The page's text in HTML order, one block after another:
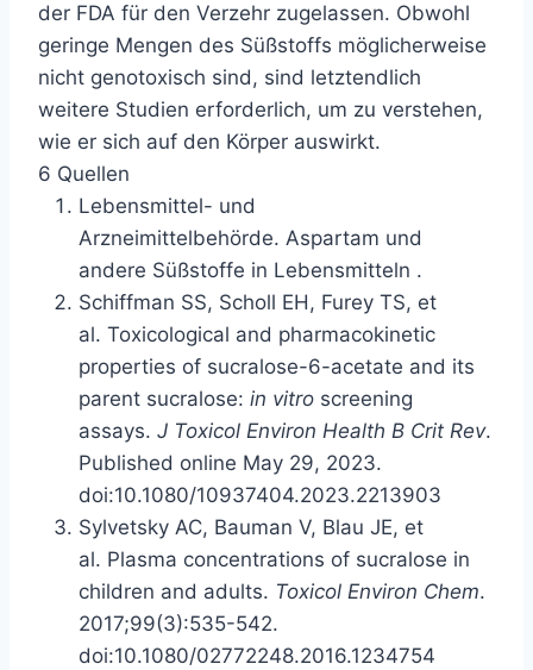
der FDA für den Verzehr zugelassen. Obwohl
geringe Mengen des Süßstoffs möglicherweise
nicht genotoxisch sind, sind letztendlich
weitere Studien erforderlich, um zu verstehen,
wie er sich auf den Körper auswirkt.
6 Quellen
Lebensmittel- und
Arzneimittelbehörde. Aspartam und
andere Süßstoffe in Lebensmitteln .
Schiffman SS, Scholl EH, Furey TS, et
al. Toxicological and pharmacokinetic
properties of sucralose-6-acetate and its
parent sucralose: in vitro screening
assays. J Toxicol Environ Health B Crit Rev.
Published online May 29, 2023.
doi:10.1080/10937404.2023.2213903
Sylvetsky AC, Bauman V, Blau JE, et
al. Plasma concentrations of sucralose in
children and adults. Toxicol Environ Chem.
2017;99(3):535-542.
doi:10.1080/02772248.2016.1234754